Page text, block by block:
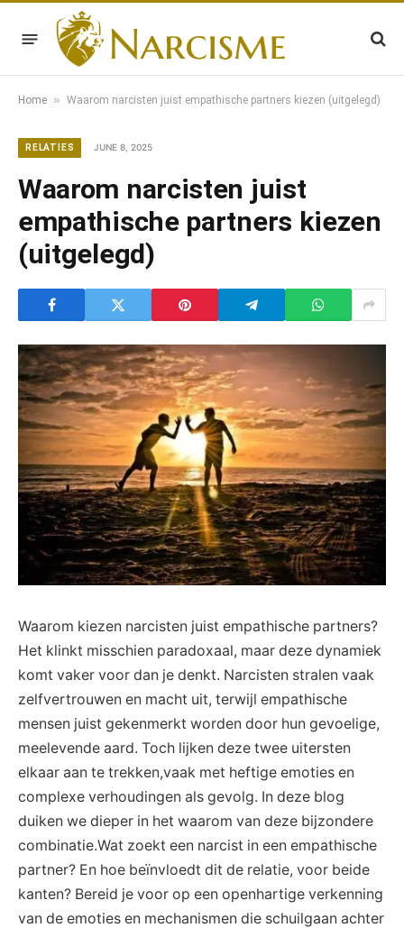
Home » Waarom narcisten juist empathische partners kiezen (uitgelegd)
RELATIES JUNE 8, 2025
Waarom narcisten juist
empathische partners kiezen
(uitgelegd)
Waarom kiezen narcisten juist empathische partners?
Het klinkt misschien paradoxaal, maar deze dynamiek
komt vaker voor dan je denkt. Narcisten stralen vaak
zelfvertrouwen en macht uit, terwijl empathische
mensen juist gekenmerkt worden door hun gevoelige,
meelevende aard. Toch lijken deze twee uitersten
elkaar aan te trekken,vaak met heftige emoties en
complexe verhoudingen als gevolg. In deze blog
duiken we dieper in het waarom van deze bijzondere
combinatie.Wat zoekt een narcist in een empathische
partner? En hoe beïnvloedt dit de relatie, voor beide
kanten? Bereid je voor op een openhartige verkenning
van de emoties en mechanismen die schuilgaan achter